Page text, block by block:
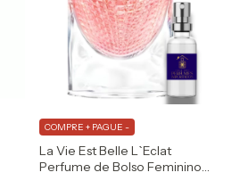
La Vie Est Belle L`Eclat
Perfume de Bolso Feminino
COMPRE + PAGUE -